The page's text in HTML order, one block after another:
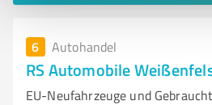
6 Autohandel
RS Automobile
EU-Neufahrzeuge und